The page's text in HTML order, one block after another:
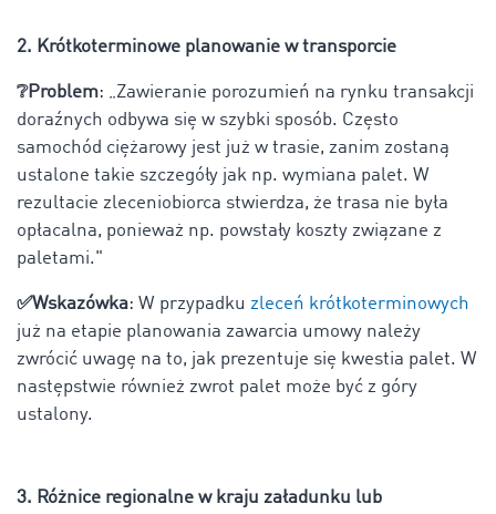
2. Krótkoterminowe planowanie w transporcie
❔Problem: „Zawieranie porozumień na rynku transakcji
doraźnych odbywa się w szybki sposób. Często
samochód ciężarowy jest już w trasie, zanim zostaną
ustalone takie szczegóły jak np. wymiana palet. W
rezultacie zleceniobiorca stwierdza, że trasa nie była
opłacalna, ponieważ np. powstały koszty związane z
paletami."
✅Wskazówka: W przypadku zleceń krótkoterminowych
już na etapie planowania zawarcia umowy należy
zwrócić uwagę na to, jak prezentuje się kwestia palet. W
następstwie również zwrot palet może być z góry
ustalony.
3. Różnice regionalne w kraju załadunku lub